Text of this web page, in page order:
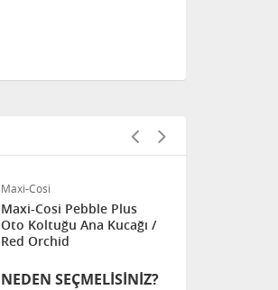
Maxi-Cosi
Maxi-Cosi Pebble Plus
Oto Koltuğu Ana Kucağı /
Red Orchid
NEDEN SEÇMELISINIZ?